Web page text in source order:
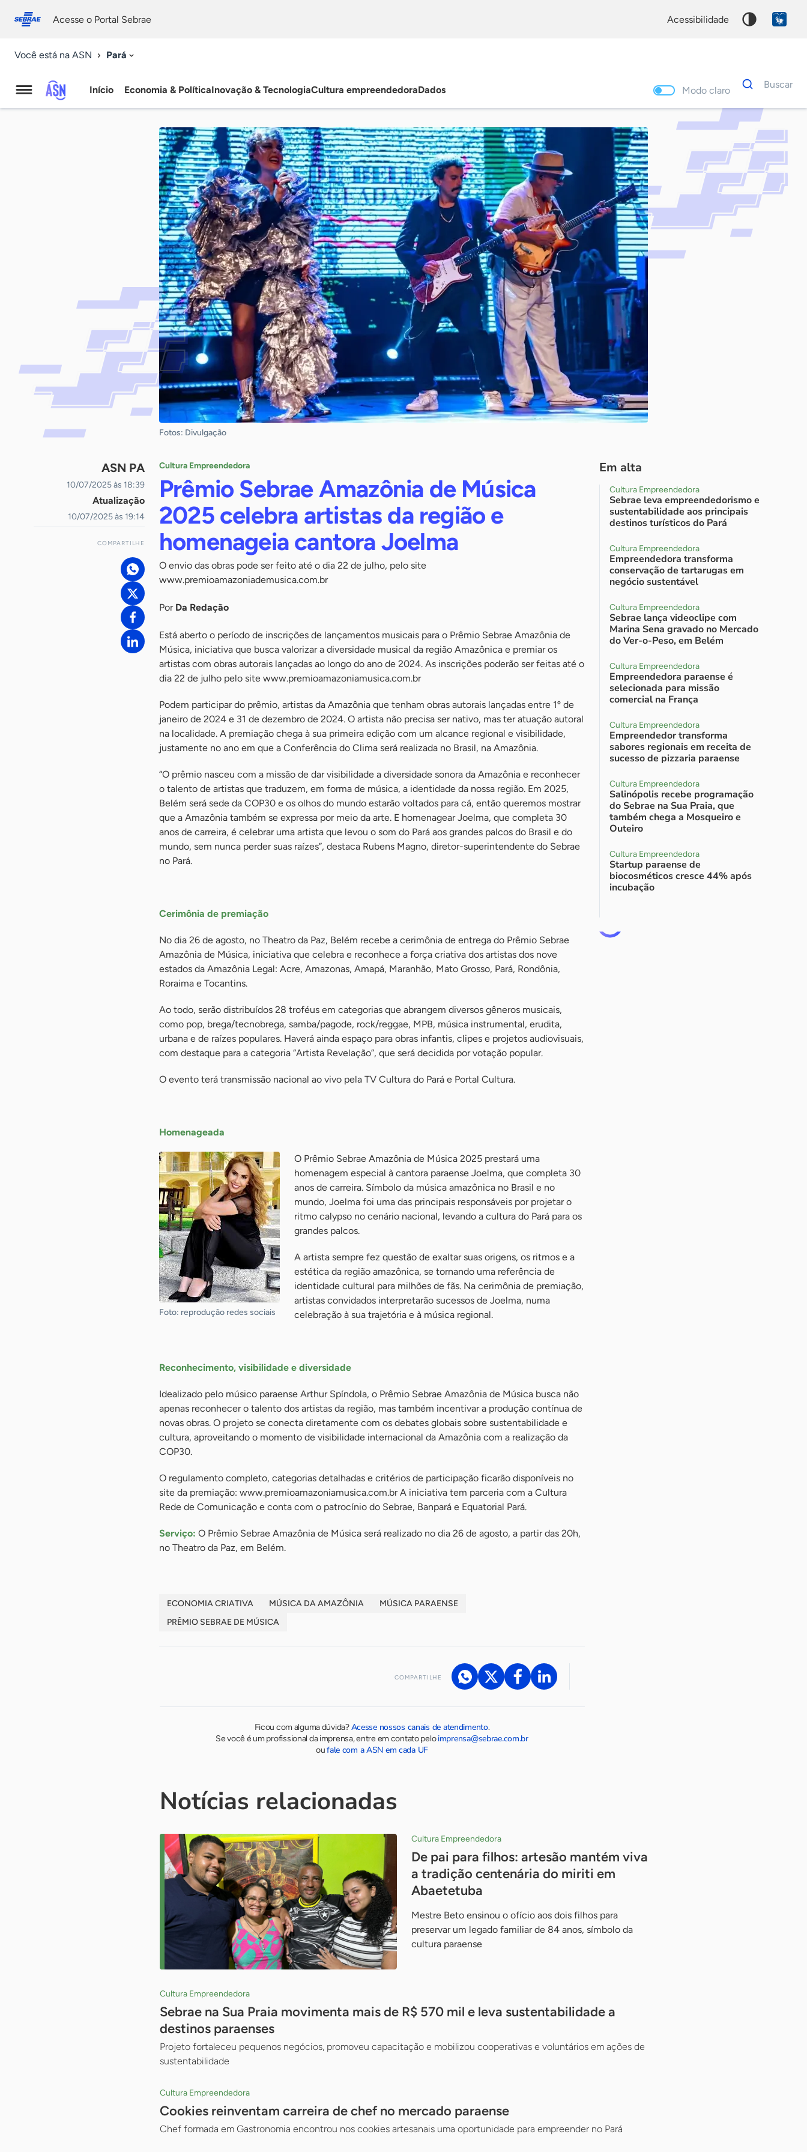
conosco
Acesse o Portal Sebrae acessibilidade
Você está na ASN Pará
Agência
Início Economia & PolíticaInovação & TecnologiaCultura empreendedoraDados Modo claro
Dados
para
Buscar
Palavra
chave
Fotos: Divulgação
ASN PA
10/07/2025 às 18:39
Atualização
10/07/2025 às 19:14
COMPARTILHE
Cultura Empreendedora
Prêmio Sebrae Amazônia de Música
2025 celebra artistas da região e
homenageia cantora Joelma
O envio das obras pode ser feito até o dia 22 de julho, pelo site
www.premioamazoniademusica.com.br
Por Da Redação
Está aberto o período de inscrições de lançamentos musicais para o Prêmio Sebrae Amazônia de
Música, iniciativa que busca valorizar a diversidade musical da região Amazônica e premiar os
artistas com obras autorais lançadas ao longo do ano de 2024. As inscrições poderão ser feitas até o
dia 22 de julho pelo site www.premioamazoniamusica.com.br
Podem participar do prêmio, artistas da Amazônia que tenham obras autorais lançadas entre 1º de
janeiro de 2024 e 31 de dezembro de 2024. O artista não precisa ser nativo, mas ter atuação autoral
na localidade. A premiação chega à sua primeira edição com um alcance regional e visibilidade,
justamente no ano em que a Conferência do Clima será realizada no Brasil, na Amazônia.
“O prêmio nasceu com a missão de dar visibilidade a diversidade sonora da Amazônia e reconhecer
o talento de artistas que traduzem, em forma de música, a identidade da nossa região. Em 2025,
Belém será sede da COP30 e os olhos do mundo estarão voltados para cá, então queremos mostrar
que a Amazônia também se expressa por meio da arte. E homenagear Joelma, que completa 30
anos de carreira, é celebrar uma artista que levou o som do Pará aos grandes palcos do Brasil e do
mundo, sem nunca perder suas raízes”, destaca Rubens Magno, diretor-superintendente do Sebrae
no Pará.
Cerimônia de premiação
No dia 26 de agosto, no Theatro da Paz, Belém recebe a cerimônia de entrega do Prêmio Sebrae
Amazônia de Música, iniciativa que celebra e reconhece a força criativa dos artistas dos nove
estados da Amazônia Legal: Acre, Amazonas, Amapá, Maranhão, Mato Grosso, Pará, Rondônia,
Roraima e Tocantins.
Ao todo, serão distribuídos 28 troféus em categorias que abrangem diversos gêneros musicais,
como pop, brega/tecnobrega, samba/pagode, rock/reggae, MPB, música instrumental, erudita,
urbana e de raízes populares. Haverá ainda espaço para obras infantis, clipes e projetos audiovisuais,
com destaque para a categoria “Artista Revelação”, que será decidida por votação popular.
O evento terá transmissão nacional ao vivo pela TV Cultura do Pará e Portal Cultura.
Homenageada
Foto: reprodução redes sociais
O Prêmio Sebrae Amazônia de Música 2025 prestará uma
homenagem especial à cantora paraense Joelma, que completa 30
anos de carreira. Símbolo da música amazônica no Brasil e no
mundo, Joelma foi uma das principais responsáveis por projetar o
ritmo calypso no cenário nacional, levando a cultura do Pará para os
grandes palcos.
A artista sempre fez questão de exaltar suas origens, os ritmos e a
estética da região amazônica, se tornando uma referência de
identidade cultural para milhões de fãs. Na cerimônia de premiação,
artistas convidados interpretarão sucessos de Joelma, numa
celebração à sua trajetória e à música regional.
Reconhecimento, visibilidade e diversidade
Idealizado pelo músico paraense Arthur Spíndola, o Prêmio Sebrae Amazônia de Música busca não
apenas reconhecer o talento dos artistas da região, mas também incentivar a produção contínua de
novas obras. O projeto se conecta diretamente com os debates globais sobre sustentabilidade e
cultura, aproveitando o momento de visibilidade internacional da Amazônia com a realização da
COP30.
O regulamento completo, categorias detalhadas e critérios de participação ficarão disponíveis no
site da premiação: www.premioamazoniamusica.com.br A iniciativa tem parceria com a Cultura
Rede de Comunicação e conta com o patrocínio do Sebrae, Banpará e Equatorial Pará.
Serviço: O Prêmio Sebrae Amazônia de Música será realizado no dia 26 de agosto, a partir das 20h,
no Theatro da Paz, em Belém.
ECONOMIA CRIATIVA MÚSICA DA AMAZÔNIA
MÚSICA PARAENSE
PRÊMIO SEBRAE DE MÚSICA
COMPARTILHE
Ficou com alguma dúvida?Acesse nossos canais de atendimento.
Se você é um profissional da imprensa, entre em contato peloimprensa@sebrae.com.br
oufale com a ASN em cada UF
Em alta
Cultura Empreendedora
Sebrae leva empreendedorismo e
sustentabilidade aos principais
destinos turísticos do Pará
Cultura Empreendedora
Empreendedora transforma
conservação de tartarugas em
negócio sustentável
Cultura Empreendedora
Sebrae lança videoclipe com
Marina Sena gravado no Mercado
do Ver-o-Peso, em Belém
Cultura Empreendedora
Empreendedora paraense é
selecionada para missão
comercial na França
Cultura Empreendedora
Empreendedor transforma
sabores regionais em receita de
sucesso de pizzaria paraense
Cultura Empreendedora
Salinópolis recebe programação
do Sebrae na Sua Praia, que
também chega a Mosqueiro e
Outeiro
Cultura Empreendedora
Startup paraense de
biocosméticos cresce 44% após
incubação
Notícias relacionadas
Cultura Empreendedora
De pai para filhos: artesão mantém viva
a tradição centenária do miriti em
Abaetetuba
Mestre Beto ensinou o ofício aos dois filhos para
preservar um legado familiar de 84 anos, símbolo da
cultura paraense
Cultura Empreendedora
Sebrae na Sua Praia movimenta mais de R$ 570 mil e leva sustentabilidade a
destinos paraenses
Projeto fortaleceu pequenos negócios, promoveu capacitação e mobilizou cooperativas e voluntários em ações de
sustentabilidade
Cultura Empreendedora
Cookies reinventam carreira de chef no mercado paraense
Chef formada em Gastronomia encontrou nos cookies artesanais uma oportunidade para empreender no Pará